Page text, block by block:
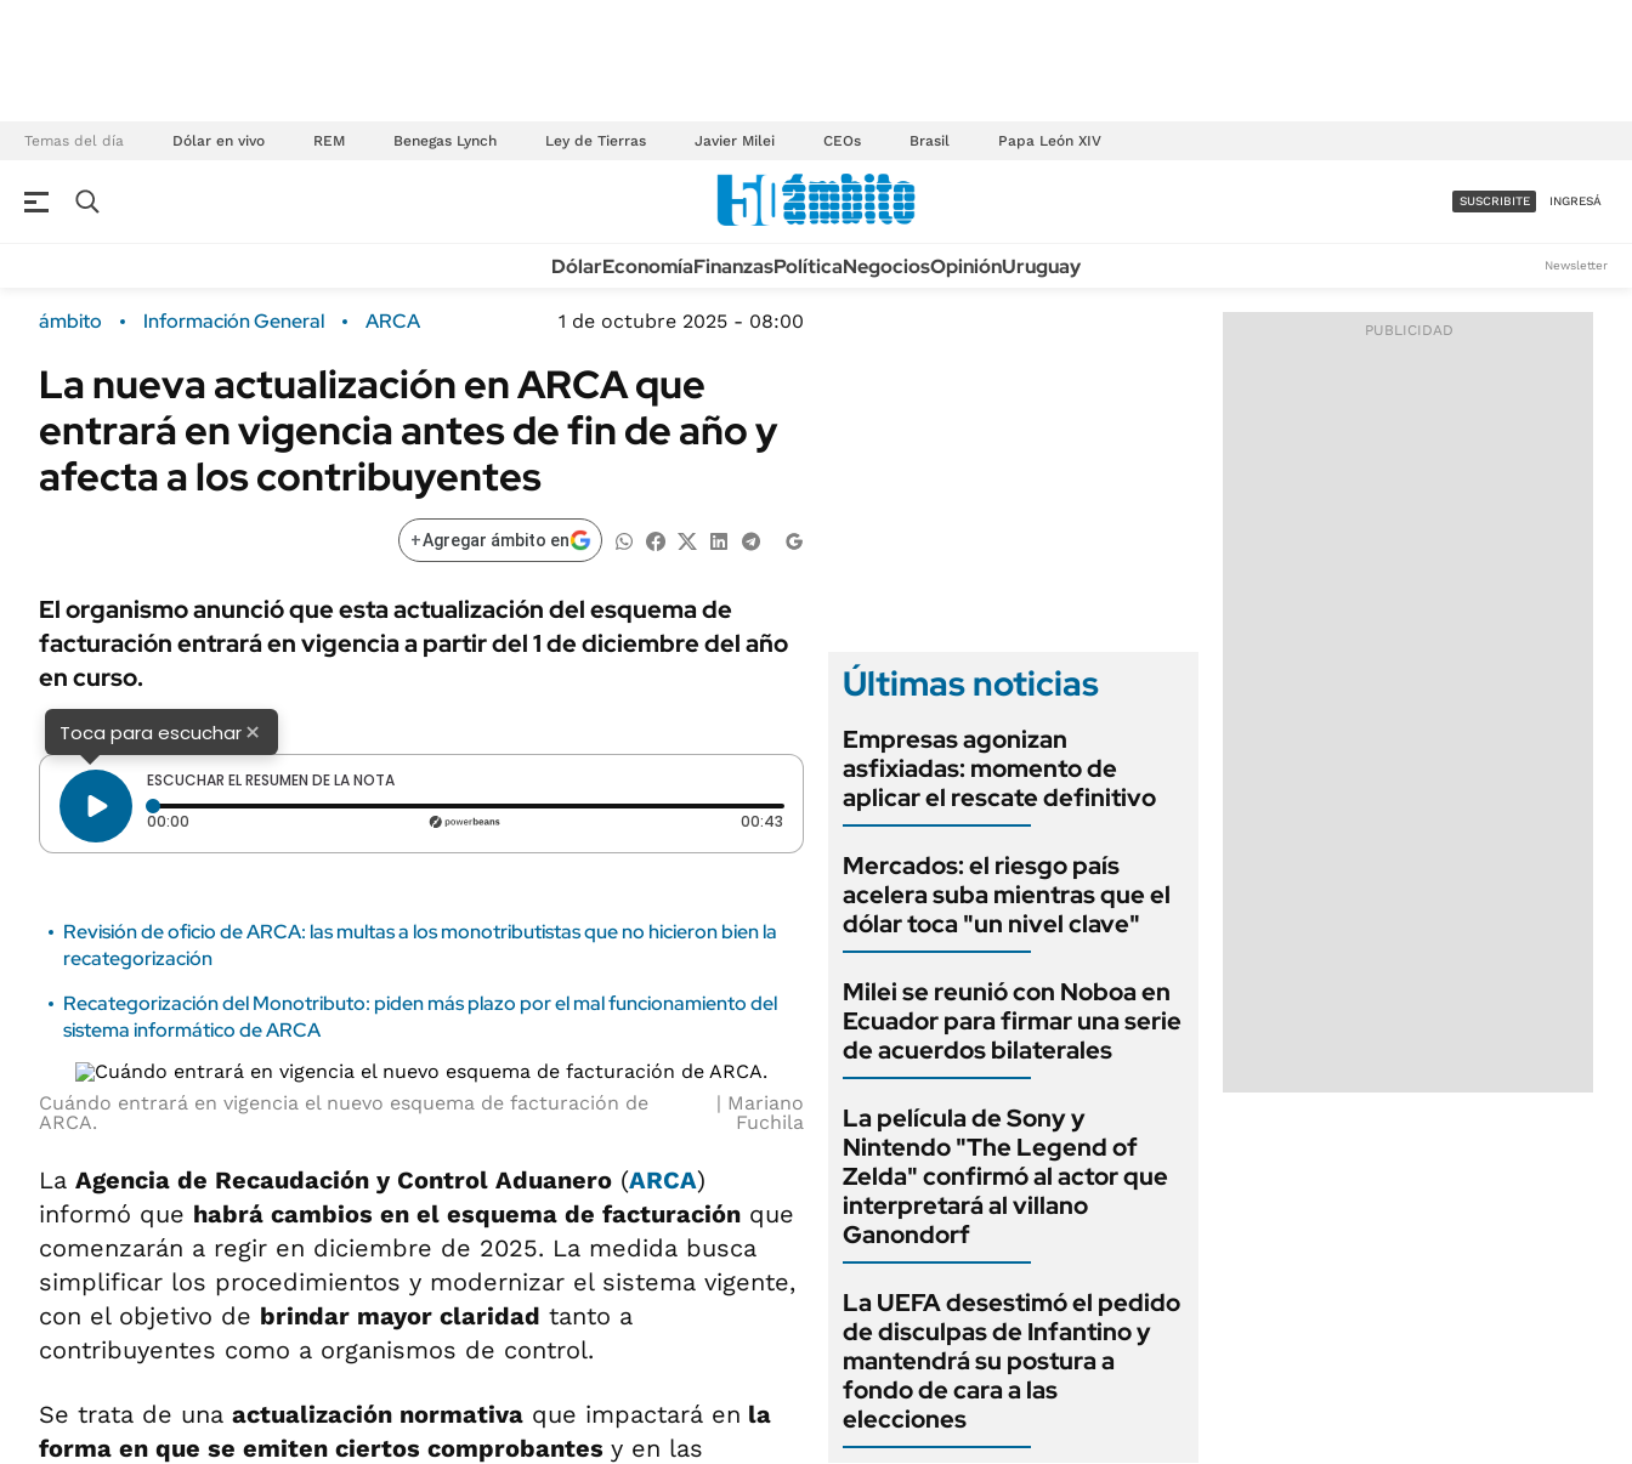
Temas del día Dólar en vivo REM Benegas Lynch Ley de Tierras Javier Milei CEOs Brasil Papa León XIV
Campo
FINANZAS
Dólar
Sustentabilidad
Seguros
POLÍTICA
URUGUAY
TECNOLOGÍA
MÉXICO
MUNDO
INFORMACIÓN GENERAL
AUTOS
ACCESO FULL - $1.800/MES
SUSCRIBITE INGRESÁ
DólarEconomíaFinanzasPolíticaNegociosOpiniónUruguay Newsletter
ámbito Información General ARCA 1 de octubre 2025 - 08:00
La nueva actualización en ARCA que
entrará en vigencia antes de fin de año y
afecta a los contribuyentes
+Agregar ámbito en
El organismo anunció que esta actualización del esquema de
facturación entrará en vigencia a partir del 1 de diciembre del año
en curso.
Toca para escuchar×
ESCUCHAR EL RESUMEN DE LA NOTA
00:00 Tiempo transcurrido: 0 segundos 00:43 Duración: 43 segundos
Revisión de oficio de ARCA: las multas a los monotributistas que no hicieron bien la
recategorización
Recategorización del Monotributo: piden más plazo por el mal funcionamiento del
sistema informático de ARCA
Cuándo entrará en vigencia el nuevo esquema de facturación de
ARCA.
Mariano
Fuchila
La Agencia de Recaudación y Control Aduanero (ARCA)
informó que habrá cambios en el esquema de facturación que
comenzarán a regir en diciembre de 2025. La medida busca
simplificar los procedimientos y modernizar el sistema vigente,
con el objetivo de brindar mayor claridad tanto a
contribuyentes como a organismos de control.
Se trata de una actualización normativa que impactará en la
forma en que se emiten ciertos comprobantes y en las
Últimas noticias
Empresas agonizan
asfixiadas: momento de
aplicar el rescate definitivo
Mercados: el riesgo país
acelera suba mientras que el
dólar toca "un nivel clave"
Milei se reunió con Noboa en
Ecuador para firmar una serie
de acuerdos bilaterales
La película de Sony y
Nintendo "The Legend of
Zelda" confirmó al actor que
interpretará al villano
Ganondorf
La UEFA desestimó el pedido
de disculpas de Infantino y
mantendrá su postura a
fondo de cara a las
elecciones